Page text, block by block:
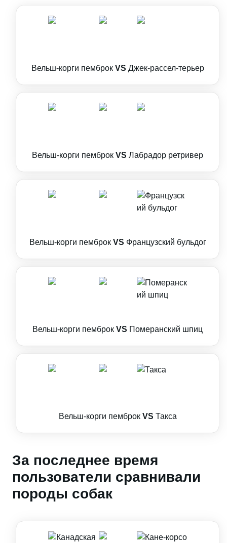
Вельш-корги пемброк VS Джек-рассел-терьер
Вельш-корги пемброк VS Лабрадор ретривер
Вельш-корги пемброк VS Французский бульдог
Вельш-корги пемброк VS Померанский шпиц
Вельш-корги пемброк VS Такса
За последнее время
пользователи сравнивали
породы собак